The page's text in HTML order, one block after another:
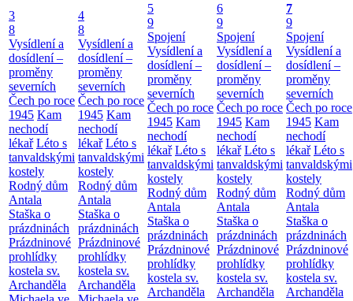
3
8
Vysídlení a
dosídlení –
proměny
severních
Čech po roce
1945 Kam
nechodí
lékař Léto s
tanvaldskými
kostely
Rodný dům
Antala
Staška o
prázdninách
Prázdninové
prohlídky
kostela sv.
Archanděla
4
8
Vysídlení a
dosídlení –
proměny
severních
Čech po roce
1945 Kam
nechodí
lékař Léto s
tanvaldskými
kostely
Rodný dům
Antala
Staška o
prázdninách
Prázdninové
prohlídky
kostela sv.
Archanděla
5
9
Spojení
Vysídlení a
dosídlení –
proměny
severních
Čech po roce
1945 Kam
nechodí
lékař Léto s
tanvaldskými
kostely
Rodný dům
Antala
Staška o
prázdninách
Prázdninové
prohlídky
kostela sv.
Archanděla
6
9
Spojení
Vysídlení a
dosídlení –
proměny
severních
Čech po roce
1945 Kam
nechodí
lékař Léto s
tanvaldskými
kostely
Rodný dům
Antala
Staška o
prázdninách
Prázdninové
prohlídky
kostela sv.
Archanděla
7
9
Spojení
Vysídlení a
dosídlení –
proměny
severních
Čech po roce
1945 Kam
nechodí
lékař Léto s
tanvaldskými
kostely
Rodný dům
Antala
Staška o
prázdninách
Prázdninové
prohlídky
kostela sv.
Archanděla